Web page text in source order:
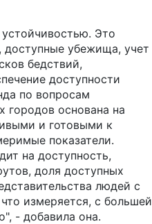
Это
убежища, учет
бедствий,
доступности
по вопросам
городов основана на
и готовыми к
показатели.
на доступность,
доля доступных
людей с
измеряется, с большей
- добавила она.